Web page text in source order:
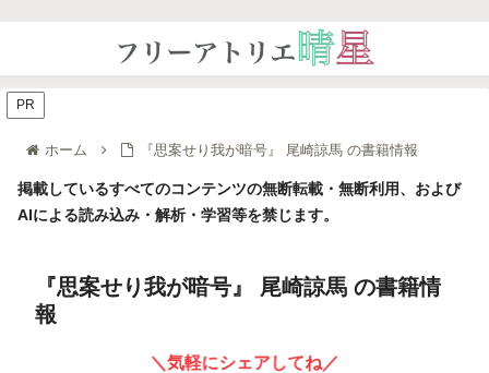
ホーム 『思案せり我が暗号』 尾崎諒馬 の書籍情報
掲載しているすべてのコンテンツの無断転載・無断利用、および
AIによる読み込み・解析・学習等を禁じます。
『思案せり我が暗号』 尾崎諒馬 の書籍情
報
＼気軽にシェアしてね／
PR